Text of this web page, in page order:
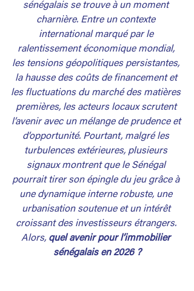
sénégalais se trouve à un moment
charnière. Entre un contexte
international marqué par le
ralentissement économique mondial,
les tensions géopolitiques persistantes,
la hausse des coûts de financement et
les fluctuations du marché des matières
premières, les acteurs locaux scrutent
l’avenir avec un mélange de prudence et
d’opportunité. Pourtant, malgré les
turbulences extérieures, plusieurs
signaux montrent que le Sénégal
pourrait tirer son épingle du jeu grâce à
une dynamique interne robuste, une
urbanisation soutenue et un intérêt
croissant des investisseurs étrangers.
Alors, quel avenir pour l’immobilier
sénégalais en 2026 ?